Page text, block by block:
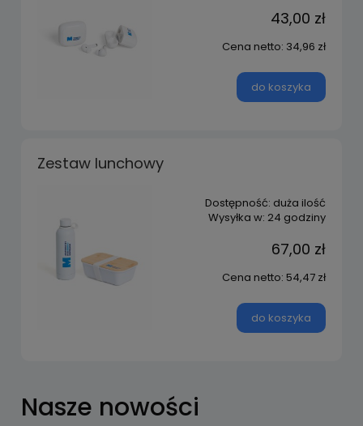
43,00 zł
Cena netto: 34,96 zł
do koszyka
Zestaw lunchowy
Dostępność: duża ilość
Wysyłka w: 24 godziny
67,00 zł
Cena netto: 54,47 zł
do koszyka
Nasze nowości